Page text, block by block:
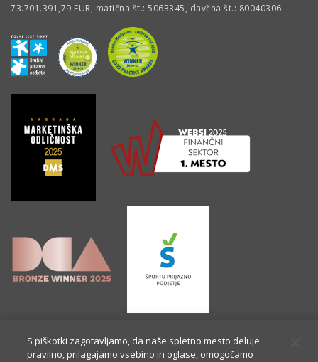
73.701.391,79 EUR, matična št.: 5063345, davčna št.: 80040306
S piškotki zagotavljamo, da naše spletno mesto deluje
pravilno, prilagajamo vsebino in oglase, omogočamo